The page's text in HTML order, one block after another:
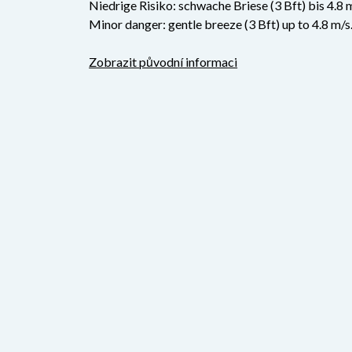
Niedrige Risiko: schwache Briese (3 Bft) bis 4.8
Minor danger: gentle breeze (3 Bft) up to 4.8 m/s.
Zobrazit původní informaci